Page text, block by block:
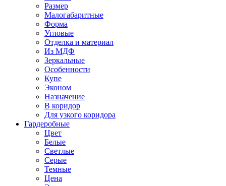
Размер
Малогабаритные
Форма
Угловые
Отделка и материал
Из МДФ
Зеркальные
Особенности
Купе
Эконом
Назначение
В коридор
Для узкого коридора
Гардеробные
Цвет
Белые
Светлые
Серые
Темные
Цена